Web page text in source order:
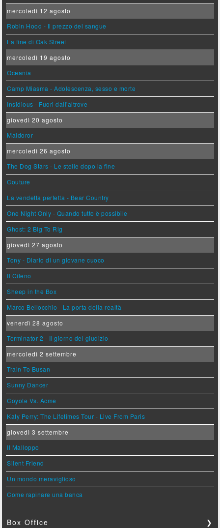
mercoledì 12 agosto
Robin Hood - Il prezzo del sangue
La fine di Oak Street
mercoledì 19 agosto
Oceania
Camp Miasma - Adolescenza, sesso e morte
Insidious - Fuori dall'altrove
giovedì 20 agosto
Maldoror
mercoledì 26 agosto
The Dog Stars - Le stelle dopo la fine
Couture
La vendetta perfetta - Bear Country
One Night Only - Quando tutto è possibile
Ghost: 2 Big To Rig
giovedì 27 agosto
Tony - Diario di un giovane cuoco
Il Cileno
Sheep in the Box
Marco Bellocchio - La porta della realtà
venerdì 28 agosto
Terminator 2 - Il giorno del giudizio
mercoledì 2 settembre
Train To Busan
Sunny Dancer
Coyote Vs. Acme
Katy Perry: The Lifetimes Tour - Live From Paris
giovedì 3 settembre
Il Malloppo
Silent Friend
Un mondo meraviglioso
Come rapinare una banca
Box Office ❯